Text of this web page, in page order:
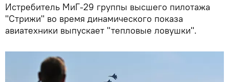
Истребитель МиГ-29 группы высшего пилотажа
"Стрижи" во время динамического показа
авиатехники выпускает "тепловые ловушки".